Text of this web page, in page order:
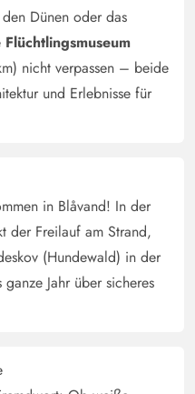
Dünen oder das
Flüchtlingsmuseum
nicht verpassen – beide
und Erlebnisse für
in Blåvand! In der
der Freilauf am Strand,
(Hundewald) in der
Jahr über sicheres